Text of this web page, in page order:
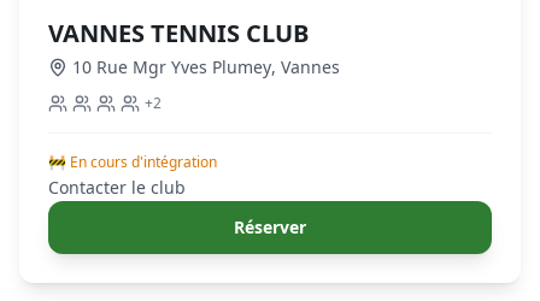
VANNES TENNIS CLUB
10 Rue Mgr Yves Plumey, Vannes
+2
🚧 En cours d'intégration
Contacter le club
Réserver